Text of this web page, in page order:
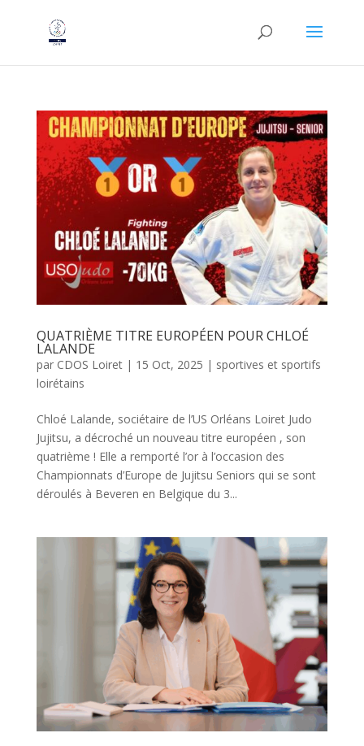
QUATRIÈME TITRE EUROPÉEN POUR CHLOÉ
LALANDE
par CDOS Loiret| 15 Oct, 2025 | sportives et sportifs
loirétains
Chloé Lalande, sociétaire de l’US Orléans Loiret Judo
Jujitsu, a décroché un nouveau titre européen , son
quatrième ! Elle a remporté l’or à l’occasion des
Championnats d’Europe de Jujitsu Seniors qui se sont
déroulés à Beveren en Belgique du 3...